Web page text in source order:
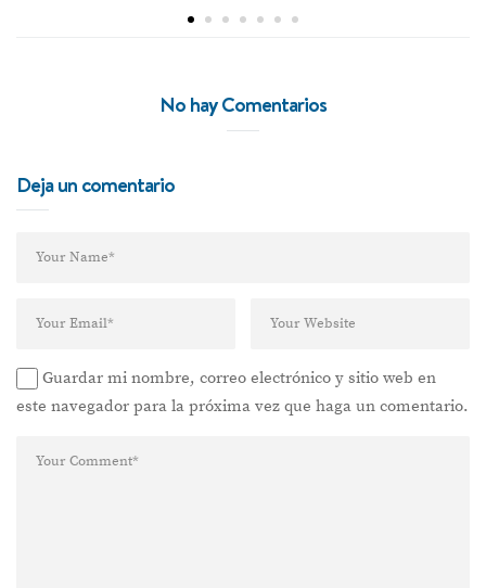
No hay Comentarios
Deja un comentario
Guardar mi nombre, correo electrónico y sitio web en
este navegador para la próxima vez que haga un comentario.